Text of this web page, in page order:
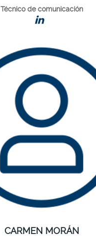
Técnico de comunicación
CARMEN MORÁN